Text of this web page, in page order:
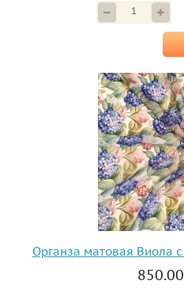
Органза матовая Виола